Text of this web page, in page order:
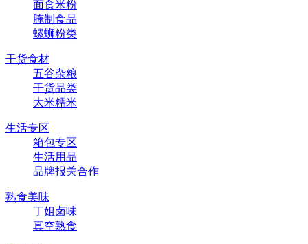
面食米粉
腌制食品
螺蛳粉类
干货食材
五谷杂粮
干货品类
大米糯米
生活专区
箱包专区
生活用品
品牌报关合作
熟食美味
丁姐卤味
真空熟食